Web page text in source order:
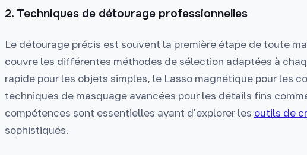
2. Techniques de détourage professionnelles
Le détourage précis est souvent la première étape de toute
couvre les différentes méthodes de sélection adaptées à
rapide pour les objets simples, le Lasso magnétique pour les
techniques de masquage avancées pour les détails fins
compétences sont essentielles avant d'explorer les outils de
sophistiqués.